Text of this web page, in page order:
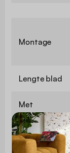
Montage
Lengte blad
Met
opbergruimte
Met lade